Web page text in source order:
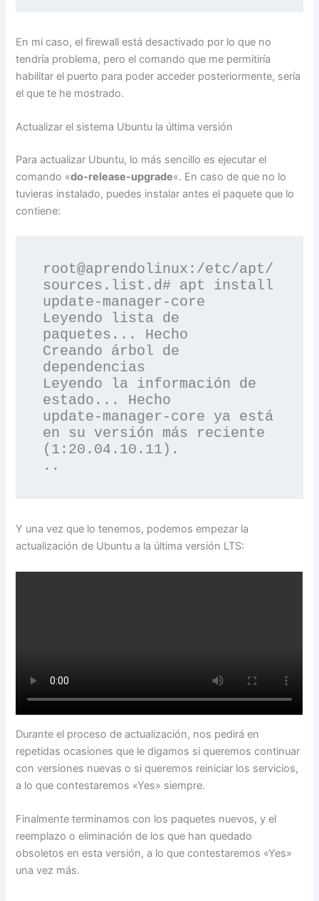
En mi caso, el firewall está desactivado por lo que no
tendría problema, pero el comando que me permitiría
habilitar el puerto para poder acceder posteriormente, sería
el que te he mostrado.
Actualizar el sistema Ubuntu la última versión
Para actualizar Ubuntu, lo más sencillo es ejecutar el
comando «do-release-upgrade«. En caso de que no lo
tuvieras instalado, puedes instalar antes el paquete que lo
contiene:
root@aprendolinux:/etc/apt/
sources.list.d# apt install
update-manager-core
Leyendo lista de
paquetes... Hecho
Creando árbol de
dependencias
Leyendo la información de
estado... Hecho
update-manager-core ya está
en su versión más reciente
(1:20.04.10.11).
..
Y una vez que lo tenemos, podemos empezar la
actualización de Ubuntu a la última versión LTS:
Durante el proceso de actualización, nos pedirá en
repetidas ocasiones que le digamos si queremos continuar
con versiones nuevas o si queremos reiniciar los servicios,
a lo que contestaremos «Yes» siempre.
Finalmente terminamos con los paquetes nuevos, y el
reemplazo o eliminación de los que han quedado
obsoletos en esta versión, a lo que contestaremos «Yes»
una vez más.